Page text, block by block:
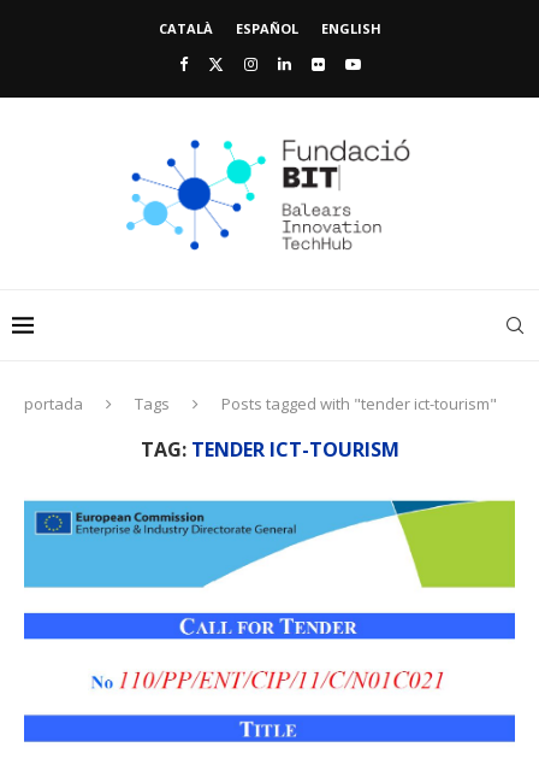
CATALÀ ESPAÑOL ENGLISH
portada Tags Posts tagged with "tender ict-tourism"
TAG: TENDER ICT-TOURISM